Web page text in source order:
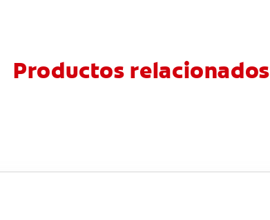
Productos relacionados